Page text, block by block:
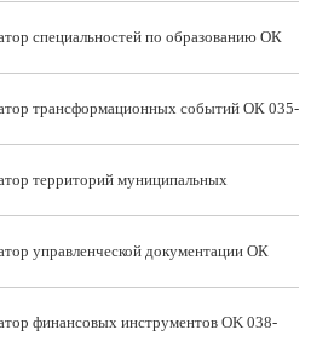
специальностей по образованию ОК
трансформационных событий ОК 035-
территорий муниципальных
управленческой документации ОК
финансовых инструментов OK 038-